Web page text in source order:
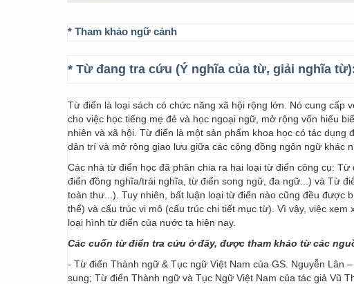
* Tham khảo ngữ cảnh
* Từ đang tra cứu (Ý nghĩa của từ, giải nghĩa
Từ điển là loại sách có chức năng xã hội rộng lớn. Nó cung cấp
cho việc học tiếng mẹ đẻ và học ngoại ngữ, mở rộng vốn hiểu
nhiên và xã hội. Từ điển là một sản phẩm khoa học có tác
dân trí và mở rộng giao lưu giữa các cộng đồng ngôn ngữ khác
Các nhà từ điển học đã phân chia ra hai loại từ điển công cụ:
điển đồng nghĩa/trái nghĩa, từ điển song ngữ, đa ngữ...) và Từ
toàn thư...). Tuy nhiên, bất luận loại từ điển nào cũng đều được
thể) và cấu trúc vi mô (cấu trúc chi tiết mục từ). Vì vậy, việc
loại hình từ điển của nước ta hiện nay.
Các cuốn từ điển tra cứu ở đây, được tham khảo từ các
- Từ điển Thành ngữ & Tục ngữ Việt Nam của GS. Nguyễn Lân
sung; Từ điển Thành ngữ và Tục Ngữ Việt Nam của tác giả Vũ